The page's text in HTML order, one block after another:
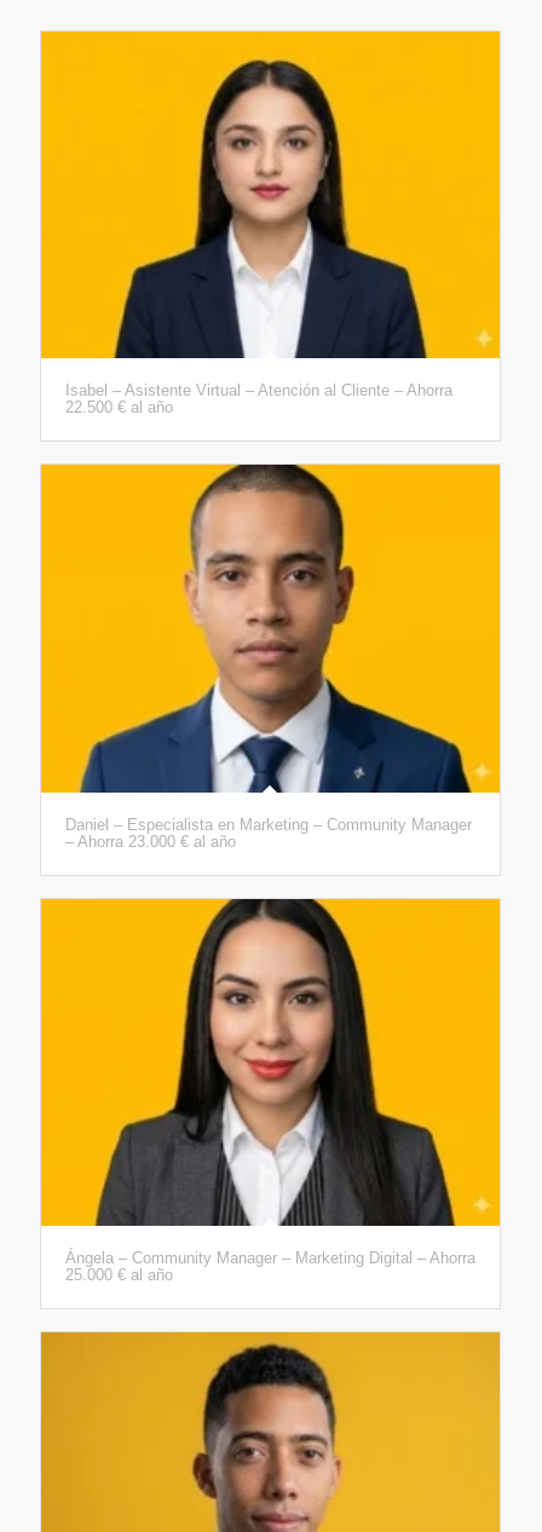
Isabel – Asistente Virtual – Atención al Cliente – Ahorra
22.500 € al año
Daniel – Especialista en Marketing – Community Manager
– Ahorra 23.000 € al año
Ángela – Community Manager – Marketing Digital – Ahorra
25.000 € al año